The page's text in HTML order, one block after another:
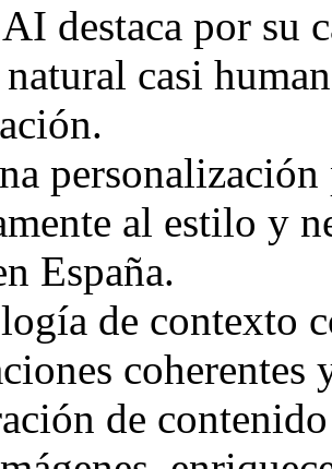
destaca por su
casi
al estilo y
España.
de contexto
de